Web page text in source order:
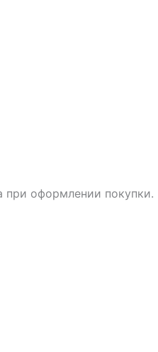
при оформлении покупки.